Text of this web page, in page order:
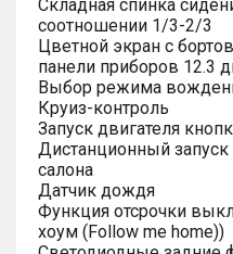
Складная спинка
соотношении 1/3-2/3
Цветной экран с
панели приборов 12.3
Выбор режима
Круиз-контроль
Запуск двигателя
Дистанционный запуск
салона
Датчик дождя
Функция отсрочки
хоум (Follow me home))